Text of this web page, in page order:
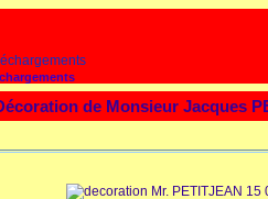
de Monsieur Jacques